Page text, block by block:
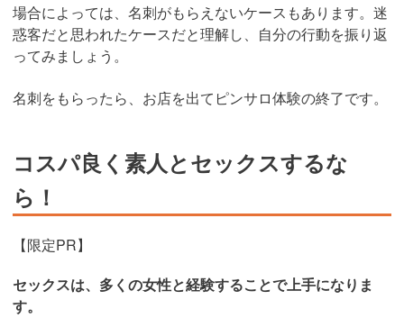
場合によっては、名刺がもらえないケースもあります。迷
惑客だと思われたケースだと理解し、自分の行動を振り返
ってみましょう。
名刺をもらったら、お店を出てピンサロ体験の終了です。
コスパ良く素人とセックスするな
ら！
【限定PR】
セックスは、多くの女性と経験することで上手になりま
す。